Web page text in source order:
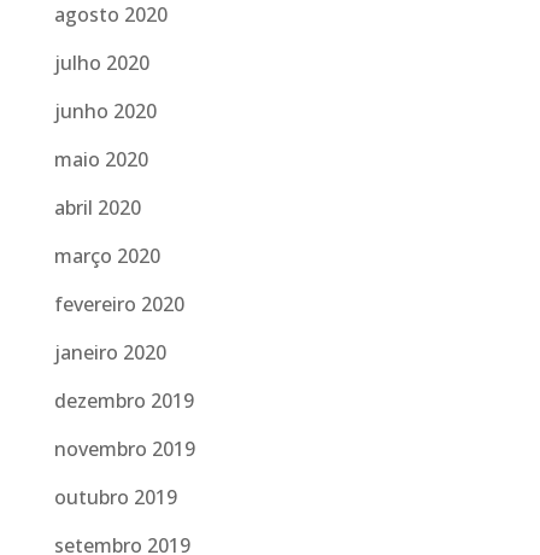
agosto 2020
julho 2020
junho 2020
maio 2020
abril 2020
março 2020
fevereiro 2020
janeiro 2020
dezembro 2019
novembro 2019
outubro 2019
setembro 2019